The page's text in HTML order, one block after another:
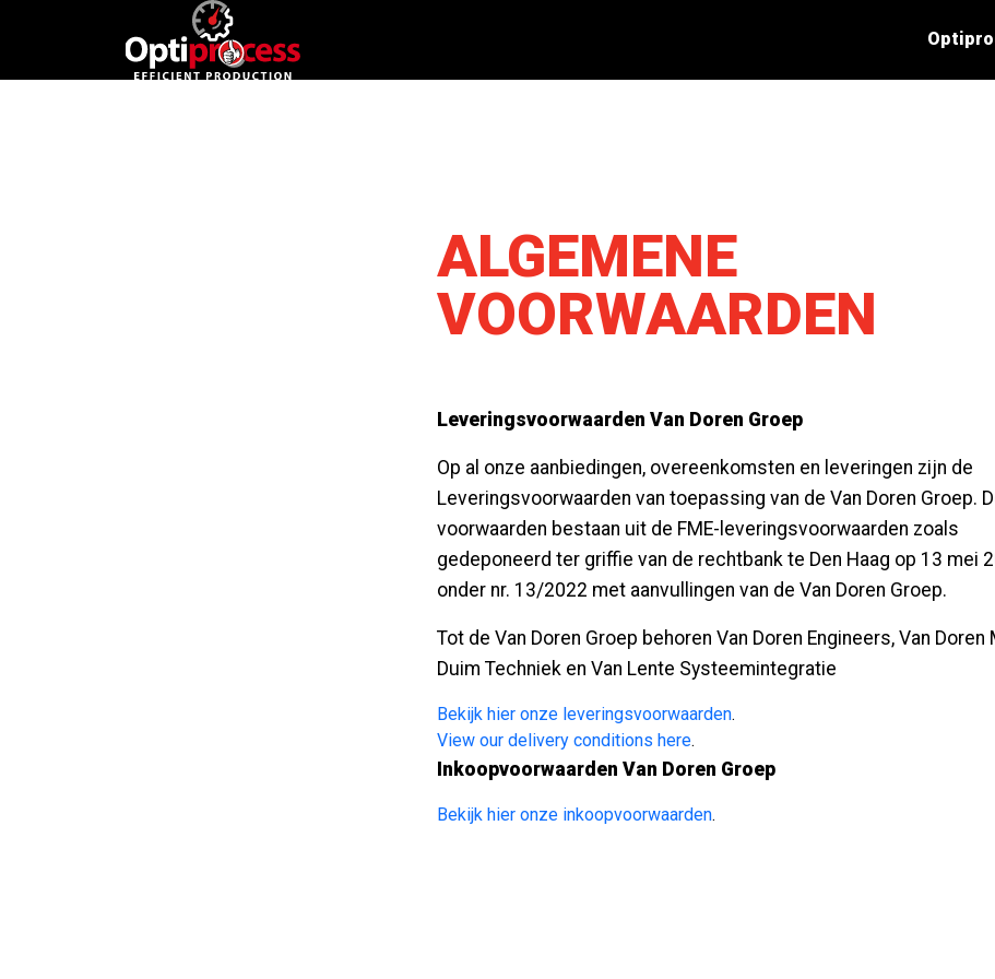
ALGEMENE
VOORWAARDEN
Leveringsvoorwaarden Van Doren Groep
Op al onze aanbiedingen, overeenkomsten en leveringen zijn de
Leveringsvoorwaarden van toepassing van de Van Doren Groep.
voorwaarden bestaan uit de FME-leveringsvoorwaarden zoals
gedeponeerd ter griffie van de rechtbank te Den Haag op 13 mei
onder nr. 13/2022 met aanvullingen van de Van Doren Groep.
Tot de Van Doren Groep behoren Van Doren Engineers, Van Doren
Duim Techniek en Van Lente Systeemintegratie
Bekijk hier onze leveringsvoorwaarden.
View our delivery conditions here.
Inkoopvoorwaarden Van Doren Groep
Bekijk hier onze inkoopvoorwaarden.